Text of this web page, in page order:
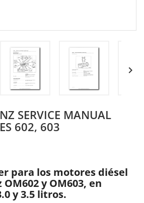

SERVICE MANUAL
602, 603
para los motores diésel
y OM603, en
y 3.5 litros.